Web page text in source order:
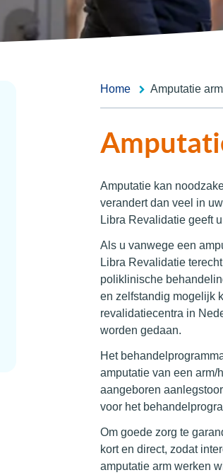
Home Amputatie
Amputatie kan
verandert dan veel in
Libra Revalidatie geeft
Als u vanwege een
Libra Revalidatie
poliklinische
en zelfstandig mogelijk
revalidatiecentra in
worden gedaan.
Het
amputatie van een arm/
aangeboren
voor het
Om goede zorg te
kort en direct, zodat
amputatie arm werken